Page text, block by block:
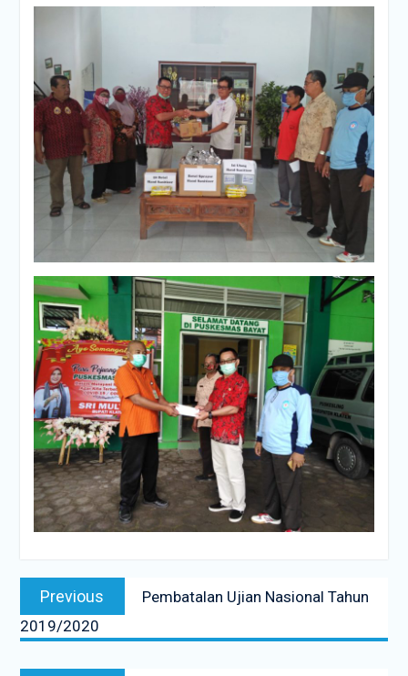
Navigasi
posPrevious
post:
Pembatalan Ujian Nasional Tahun
2019/2020